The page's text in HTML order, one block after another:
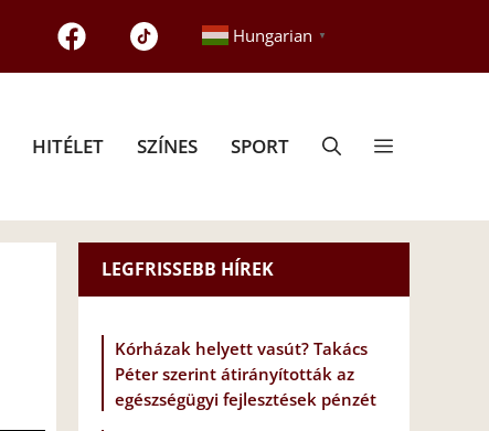
Hungarian ▼
HITÉLET SZÍNES SPORT
LEGFRISSEBB HÍREK
Kórházak helyett vasút? Takács
Péter szerint átirányították az
egészségügyi fejlesztések pénzét